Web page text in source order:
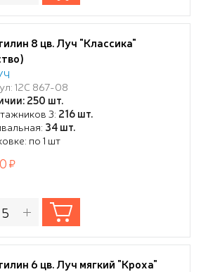
8 цв. Луч "Классика"
12С 867-08
250 шт.
3: 216 шт.
34 шт.
по 1 шт
6 цв. Луч мягкий "Кроха"